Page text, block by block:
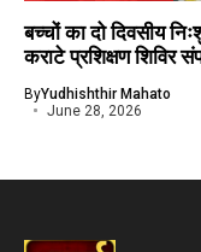
बच्चों का दो दिवसीय
कराटे प्रशिक्षण शिविर
ByYudhishthir Mahato
June 28, 2026